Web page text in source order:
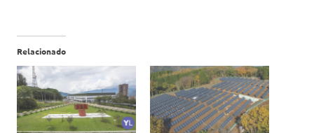
Relacionado